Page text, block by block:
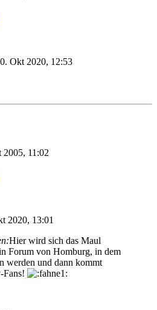
Okt 2020, 12:53
2005, 11:02
2020, 13:01
Hier wird sich das Maul
Forum von Homburg, in dem
werden und dann kommt
Fans!